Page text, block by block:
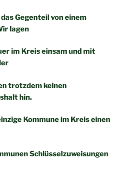
Gegenteil von einem
lagen
im Kreis einsam und mit
trotzdem keinen
hin.
Kommune im Kreis einen
Schlüsselzuweisungen